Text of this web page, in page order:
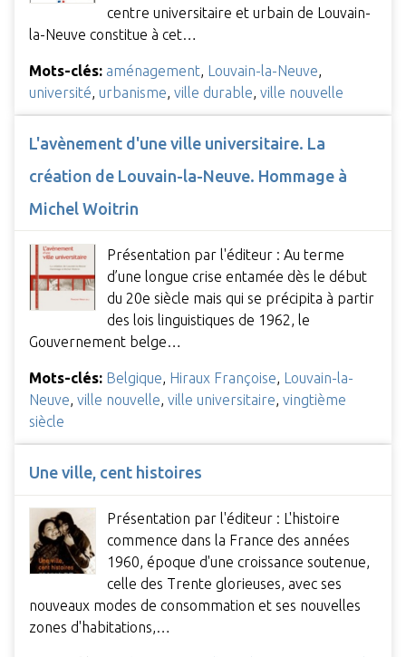
centre universitaire et urbain de Louvain-
la-Neuve constitue à cet…
Mots-clés: aménagement Louvain-la-Neuve
université urbanisme ville durable ville nouvelle
L'avènement d'une ville universitaire. La
création de Louvain-la-Neuve. Hommage à
Michel Woitrin
Présentation par l'éditeur : Au terme
d’une longue crise entamée dès le début
du 20e siècle mais qui se précipita à partir
des lois linguistiques de 1962, le
Gouvernement belge…
Mots-clés: Belgique, Hiraux Françoise, Louvain-la-
Neuve, ville nouvelle, ville universitaire, vingtième
siècle
Une ville, cent histoires
Présentation par l'éditeur : L'histoire
commence dans la France des années
1960, époque d'une croissance soutenue,
celle des Trente glorieuses, avec ses
nouveaux modes de consommation et ses nouvelles
zones d'habitations,…